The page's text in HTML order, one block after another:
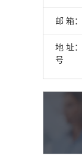
邮 箱
地 址
号